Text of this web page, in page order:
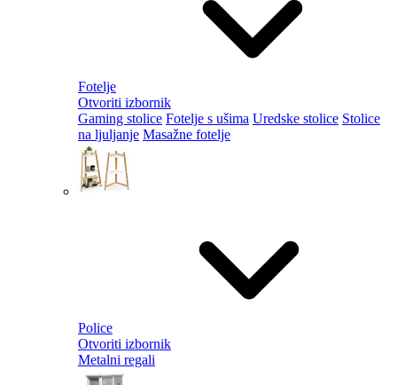
Fotelje
Otvoriti izbornik
Gaming stolice Fotelje s ušima Uredske stolice Stolice
na ljuljanje Masažne fotelje
Police
Otvoriti izbornik
Metalni regali